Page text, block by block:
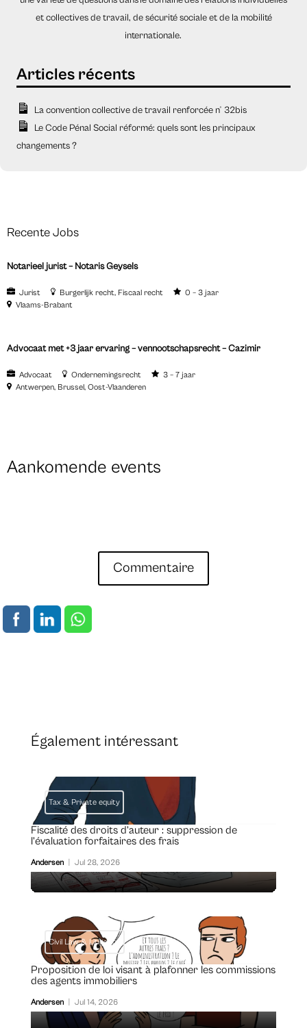
et collectives de travail, de sécurité sociale et de la mobilité
internationale.
La convention collective de travail renforcée n° 32bis
Le Code Pénal Social réformé: quels sont les principaux
changements ?
Recente Jobs
Notarieel jurist – Notaris Geysels
Jurist Burgerlijk recht Fiscaal recht
0 – 3 jaar
Vlaams-Brabant
Advocaat met +3 jaar ervaring – vennootschapsrecht – Cazimir
Advocaat Ondernemingsrecht
3 – 7 jaar
Antwerpen Brussel Oost-Vlaanderen
Aankomende events
Commentaire
Également intéressant
Tax & Private equity
Fiscalité des droits d’auteur : suppression de
l’évaluation forfaitaires des frais
Andersen Jul 28, 2026
Civil Law & Litigation
Proposition de loi visant à plafonner les commissions
des agents immobiliers
Andersen Jul 14, 2026